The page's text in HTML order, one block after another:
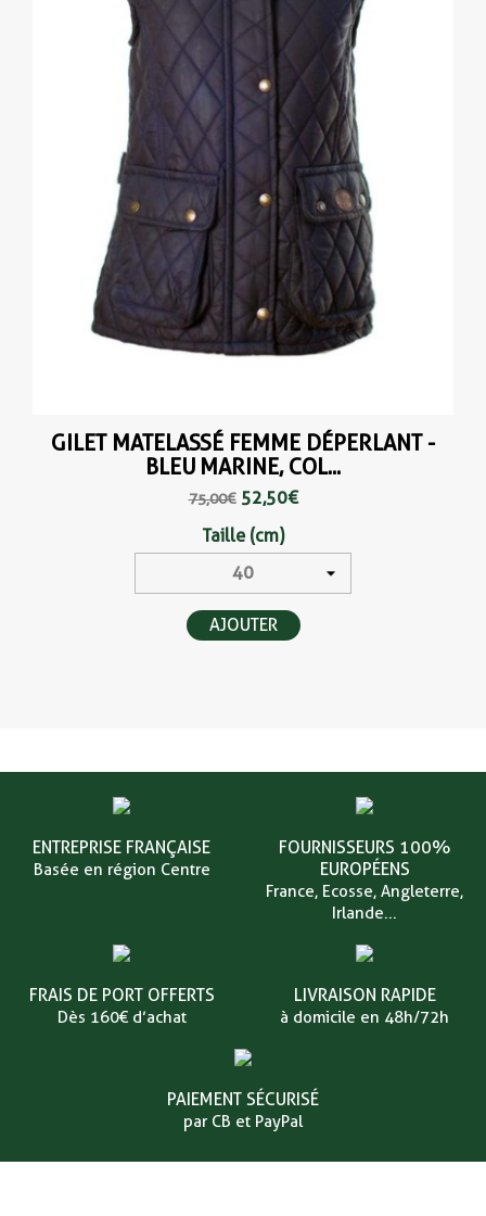
GILET MATELASSÉ FEMME DÉPERLANT -
BLEU MARINE, COL...
75,00 € 52,50 €
Taille (cm)
AJOUTER
ENTREPRISE FRANÇAISE
Basée en région Centre
FOURNISSEURS 100%
EUROPÉENS
France, Ecosse, Angleterre,
Irlande...
FRAIS DE PORT OFFERTS
Dès 160€ d’achat
LIVRAISON RAPIDE
à domicile en 48h/72h
PAIEMENT SÉCURISÉ
par CB et PayPal